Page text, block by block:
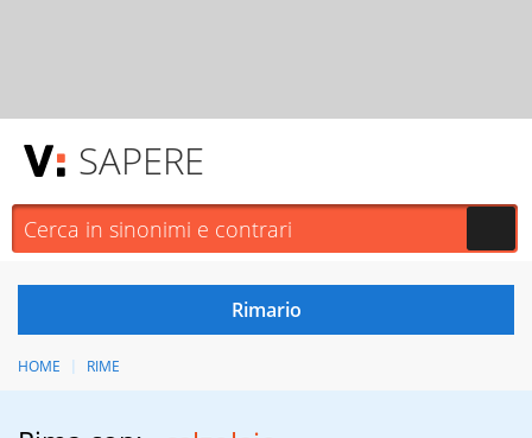
SAPERE
HOME RIME